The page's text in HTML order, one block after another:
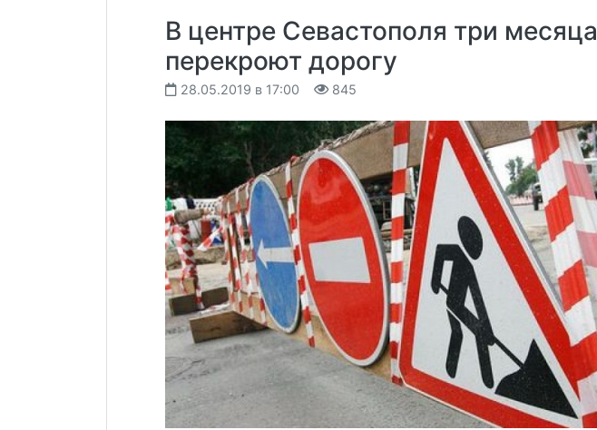
В центре Севастополя три месяца
перекроют дорогу
28.05.2019 в 17:00 845